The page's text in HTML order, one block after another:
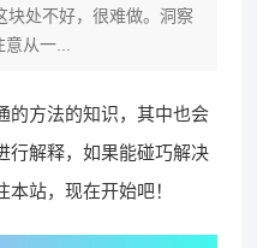
块处不好，很难做。洞察
从一...
的方法的知识，其中也会
行解释，如果能碰巧解决
站，现在开始吧！